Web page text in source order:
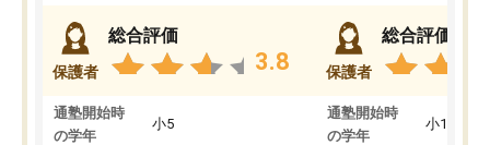
保護者
総合評価
3.8
通塾開始時
の学年
小5
保護者
総合評価
通塾開始時
の学年
小1